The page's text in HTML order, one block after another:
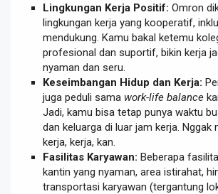
Lingkungan Kerja Positif: Omron
lingkungan kerja yang kooperatif,
mendukung. Kamu bakal ketemu
profesional dan suportif, bikin kerja
nyaman dan seru.
Keseimbangan Hidup dan Kerja:
juga peduli sama work-life balance
Jadi, kamu bisa tetap punya waktu
dan keluarga di luar jam kerja. Nggak
kerja, kerja, kan.
Fasilitas Karyawan: Beberapa
kantin yang nyaman, area istirahat,
transportasi karyawan (tergantung